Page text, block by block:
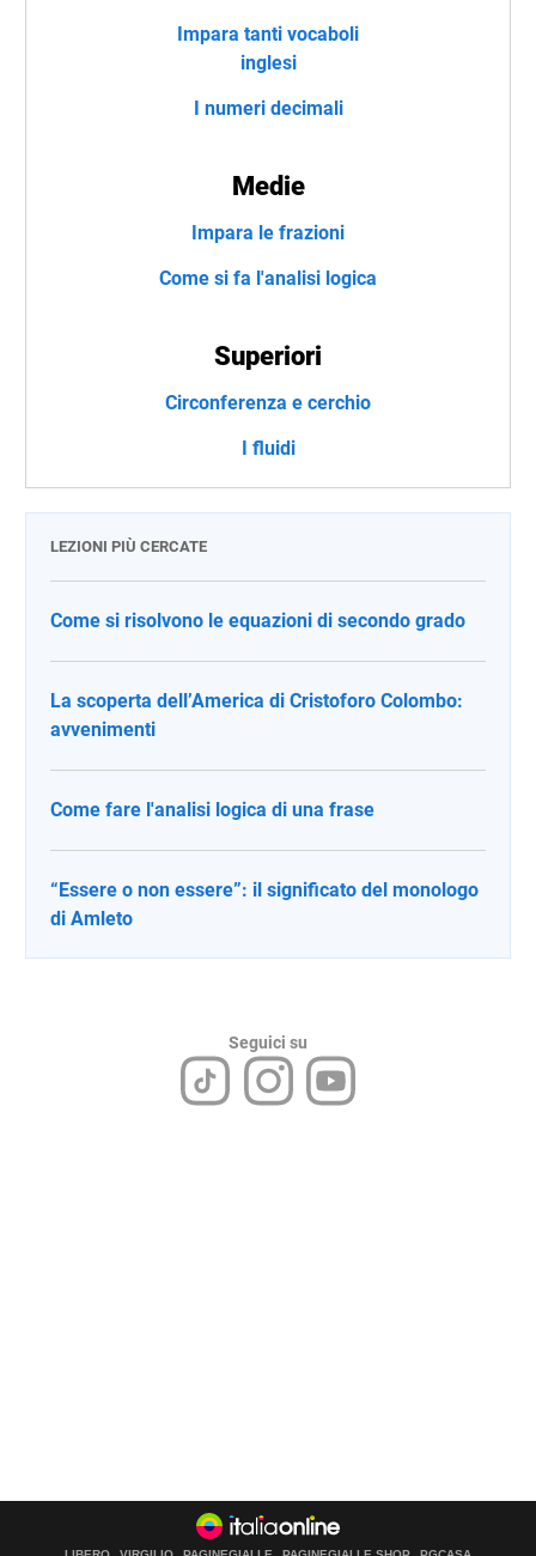
Impara tanti vocaboli
inglesi
I numeri decimali
Medie
Impara le frazioni
Come si fa l'analisi logica
Superiori
Circonferenza e cerchio
I fluidi
LEZIONI PIÙ CERCATE
Come si risolvono le equazioni di secondo grado
La scoperta dell’America di Cristoforo Colombo:
avvenimenti
Come fare l'analisi logica di una frase
“Essere o non essere”: il significato del monologo
di Amleto
Seguici su